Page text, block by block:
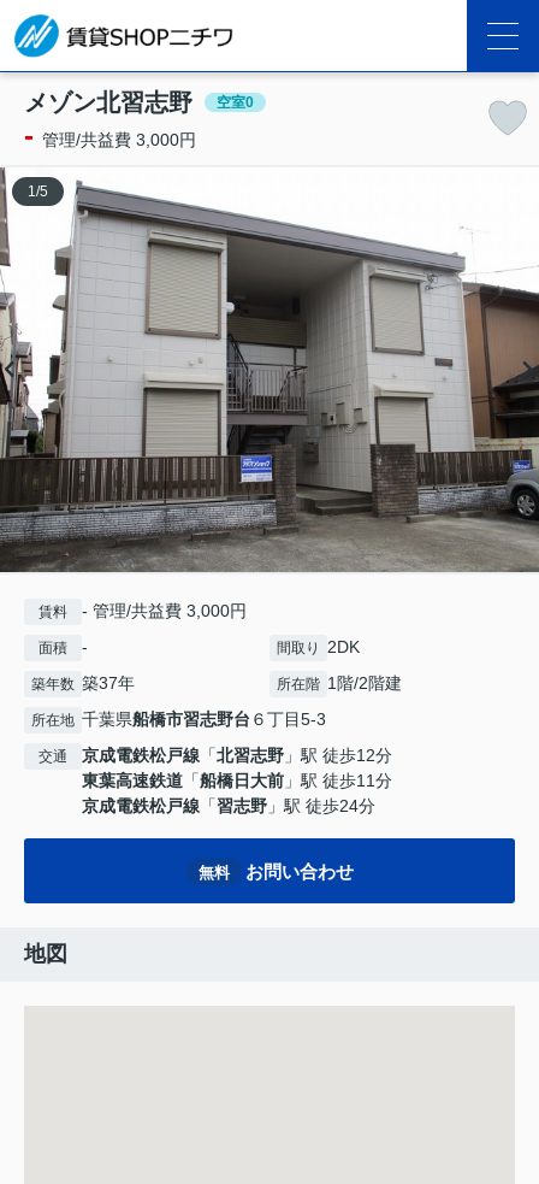
メゾン北習志野 空室0
- 管理/共益費 3,000円
1 /5
賃料 - 管理/共益費 3,000円
面積 - 間取り 2DK
築年数 築37年 所在階 1階/2階建
所在地 千葉県船橋市習志野台 ６丁目5-3
交通 京成電鉄松戸線 「北習志野 」駅 徒歩12分
東葉高速鉄道 「船橋日大前 」駅 徒歩11分
京成電鉄松戸線 「習志野 」駅 徒歩24分
無料 お問い合わせ
地図